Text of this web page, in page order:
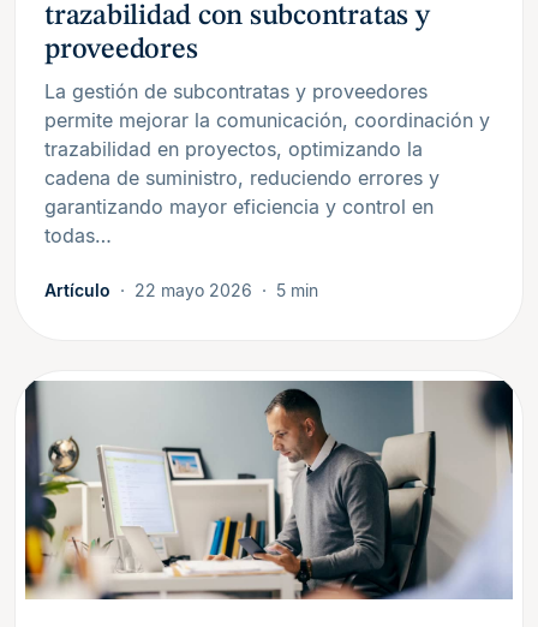
trazabilidad con subcontratas y
proveedores
La gestión de subcontratas y proveedores
permite mejorar la comunicación, coordinación y
trazabilidad en proyectos, optimizando la
cadena de suministro, reduciendo errores y
garantizando mayor eficiencia y control en
todas…
Artículo 22 mayo 2026 5 min